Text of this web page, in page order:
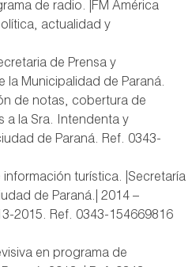
de radio. |FM América
actualidad y
de Prensa y
la Municipalidad de Paraná.
de notas, cobertura de
a la Sra. Intendenta y
de Paraná. Ref. 0343-
turística. |Secretaría
de Paraná.| 2014 –
2015. Ref. 0343-154669816
en programa de